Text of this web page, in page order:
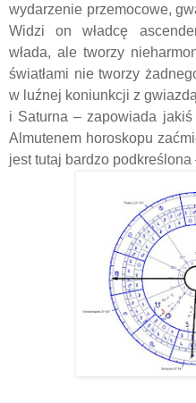
wydarzenie przemocowe,
Widzi on władcę
włada, ale tworzy
światłami nie tworzy
w luźnej koniunkcji z
i Saturna – zapowiada
Almutenem horoskopu
jest tutaj bardzo podkreślona